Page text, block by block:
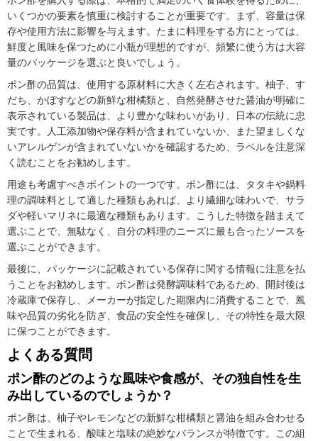
いくつかの要素を慎重に検討することが重要です。まず、容量は保
存や使用方法に影響を与えます。たまに料理をする方にとっては、
鮮度と風味を保つために小瓶が理想的ですが、頻繁に使う方は大容
量のパッケージを選ぶと良いでしょう。
ポン酢の品質は、使用する原材料に大きく左右されます。柚子、す
だち、かぼすなどの新鮮な柑橘類と、自然発酵させた醤油が明確に
表示されている製品は、より豊かな味わいがあり、日本の伝統に忠
実です。人工添加物や保存料が含まれていないか、また望ましくな
いアレルゲンが含まれていないかを確認するため、ラベルを注意深
く読むことをお勧めします。
用途も考慮すべきポイントの一つです。ポン酢には、タタキや鍋料
理の調味料として適した種類もあれば、より繊細な味わいで、サラ
ダや軽いマリネに最適な種類もあります。こうした特徴を踏まえて
選ぶことで、無駄なく、自分の料理のニーズに最も合ったソースを
選ぶことができます。
最後に、パッケージに記載されている保存に関する情報に注意を払
うことをお勧めします。ポン酢は発酵調味料であるため、開封後は
冷蔵庫で保存し、メーカーが指定した期限内に消費することで、風
味や品質の劣化を防ぎ、食品の安全性を確保し、その特性を最大限
に保つことができます。
よくある質問
ポン酢のどのような風味や食感が、その独自性を生
み出しているのでしょうか？
ポン酢は、柚子やレモンなどの新鮮な柑橘類と醤油を組み合わせる
ことで生まれる、酸味と塩味の絶妙なバランスが特徴です。この組